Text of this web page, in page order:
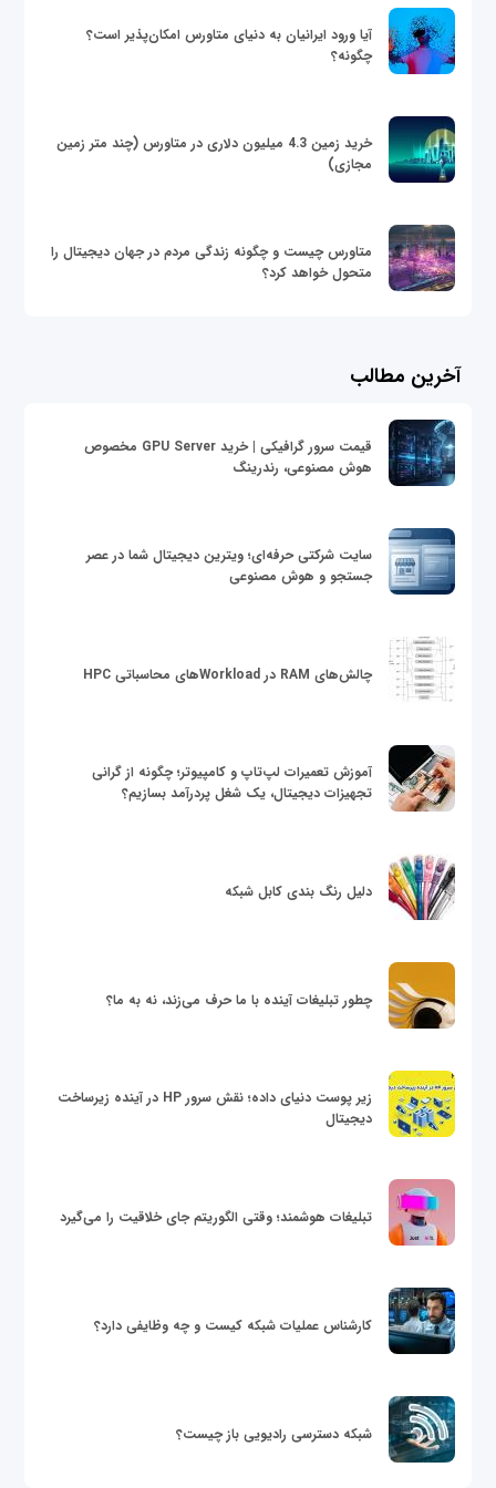
آیا ورود ایرانیان به دنیای متاورس امکان‌پذیر است؟
چگونه؟
خرید زمین 4.3 میلیون دلاری در متاورس (چند متر زمین
مجازی)
متاورس چیست و چگونه زندگی مردم در جهان دیجیتال را
متحول خواهد کرد؟
آخرین مطالب
قیمت سرور گرافیکی | خرید GPU Server مخصوص
هوش مصنوعی، رندرینگ
سایت شرکتی حرفه‌ای؛ ویترین دیجیتال شما در عصر
جستجو و هوش مصنوعی
چالش‌های RAM در Workloadهای محاسباتی HPC
آموزش تعمیرات لپ‌تاپ و کامپیوتر؛ چگونه از گرانی
تجهیزات دیجیتال، یک شغل پردرآمد بسازیم؟
دلیل رنگ بندی کابل شبکه
چطور تبلیغات آینده با ما حرف می‌زند، نه به ما؟
زیر پوست دنیای داده؛ نقش سرور HP در آینده زیرساخت
دیجیتال
تبلیغات هوشمند؛ وقتی الگوریتم جای خلاقیت را می‌گیرد
کارشناس عملیات شبکه کیست و چه وظایفی دارد؟
شبکه دسترسی رادیویی باز چیست؟